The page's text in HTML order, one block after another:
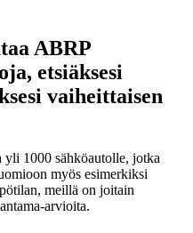
ABRP
etsiäksesi
vaiheittaisen
yli 1000 sähköautolle, jotka
myös esimerkiksi
meillä on joitain
arvioita.